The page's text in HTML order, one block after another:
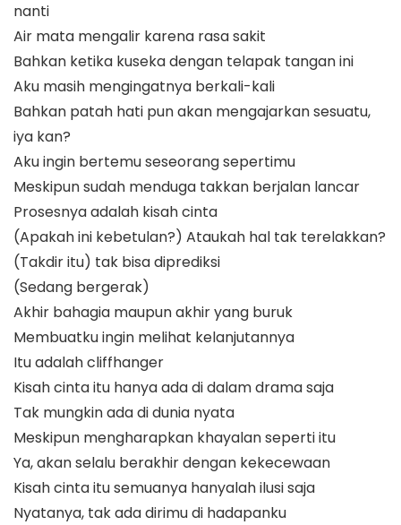
nanti
Air mata mengalir karena rasa sakit
Bahkan ketika kuseka dengan telapak tangan ini
Aku masih mengingatnya berkali-kali
Bahkan patah hati pun akan mengajarkan sesuatu,
iya kan?
Aku ingin bertemu seseorang sepertimu
Meskipun sudah menduga takkan berjalan lancar
Prosesnya adalah kisah cinta
(Apakah ini kebetulan?) Ataukah hal tak terelakkan?
(Takdir itu) tak bisa diprediksi
(Sedang bergerak)
Akhir bahagia maupun akhir yang buruk
Membuatku ingin melihat kelanjutannya
Itu adalah cliffhanger
Kisah cinta itu hanya ada di dalam drama saja
Tak mungkin ada di dunia nyata
Meskipun mengharapkan khayalan seperti itu
Ya, akan selalu berakhir dengan kekecewaan
Kisah cinta itu semuanya hanyalah ilusi saja
Nyatanya, tak ada dirimu di hadapanku